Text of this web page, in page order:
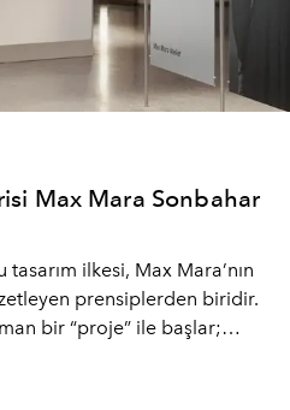
Max Mara Sonbahar
ilkesi, Max Mara’nın
prensiplerden biridir.
bir “proje” ile başlar;